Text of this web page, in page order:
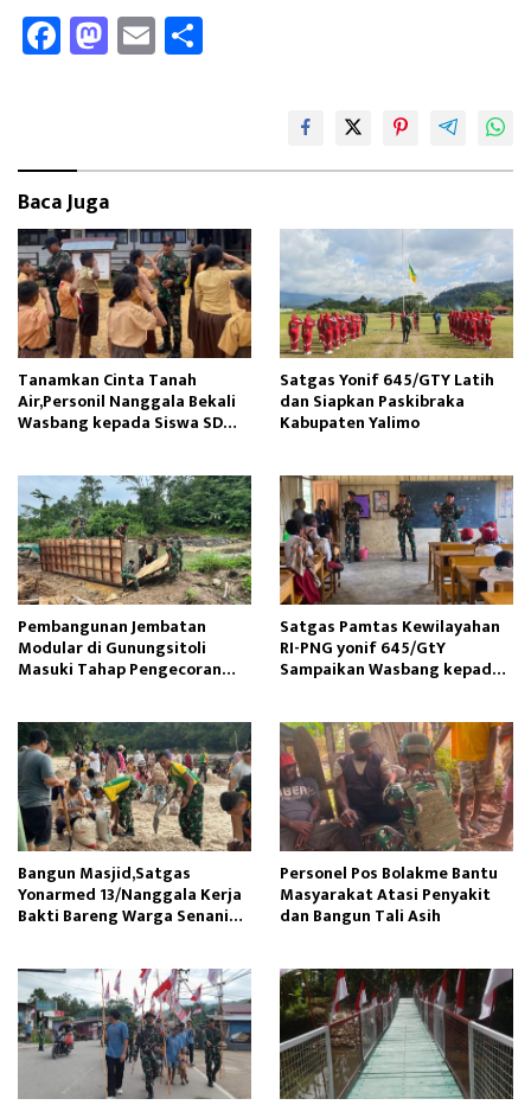
Fa
ce
k
M
as
o
n
E
m
Baca Juga
Tanamkan Cinta Tanah
Air,Personil Nanggala Bekali
Wasbang kepada Siswa SD
Satgas Yonif 645/GTY Latih
dan Siapkan Paskibraka
Kabupaten Yalimo
Pembangunan Jembatan
Modular di Gunungsitoli
Masuki Tahap Pengecoran
Satgas Pamtas Kewilayahan
RI-PNG yonif 645/GtY
Sampaikan Wasbang kepada
Bangun Masjid,Satgas
Yonarmed 13/Nanggala Kerja
Bakti Bareng Warga Senaning
Personel Pos Bolakme Bantu
Masyarakat Atasi Penyakit
dan Bangun Tali Asih